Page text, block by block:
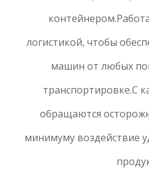
логистикой, чтобы
машин от любых
транспортировке.С
обращаются
минимуму воздействие